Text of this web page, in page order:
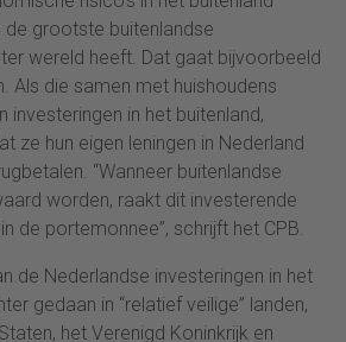
grootste buitenlandse
wereld heeft. Dat gaat bijvoorbeeld
Als die samen met huishoudens
investeringen in het buitenland,
ze hun eigen leningen in Nederland
“Wanneer buitenlandse
worden, raakt dit investerende
de portemonnee”, schrijft het CPB.
de Nederlandse investeringen in het
gedaan in “relatief veilige” landen,
het Verenigd Koninkrijk en